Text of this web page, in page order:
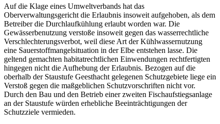
Auf die Klage eines Umweltverbands hat das
Oberverwaltungsgericht die Erlaubnis insoweit aufgehoben, als dem
Betreiber die Durchlaufkühlung erlaubt worden war. Die
Gewässerbenutzung verstoße insoweit gegen das wasserrechtliche
Verschlechterungsverbot, weil diese Art der Kühlwassernutzung
eine Sauerstoffmangelsituation in der Elbe entstehen lasse. Die
geltend gemachten habitatrechtlichen Einwendungen rechtfertigten
hingegen nicht die Aufhebung der Erlaubnis. Bezogen auf die
oberhalb der Staustufe Geesthacht gelegenen Schutzgebiete liege ein
Verstoß gegen die maßgeblichen Schutzvorschriften nicht vor.
Durch den Bau und den Betrieb einer zweiten Fischaufstiegsanlage
an der Staustufe würden erhebliche Beeinträchtigungen der
Schutzziele vermieden.